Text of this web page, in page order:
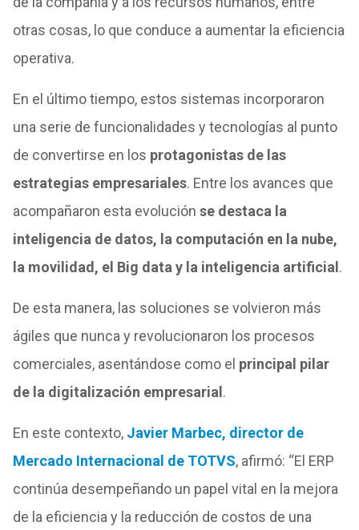
otras cosas, lo que conduce a aumentar la eficiencia
operativa.
En el último tiempo, estos sistemas incorporaron
una serie de funcionalidades y tecnologías al punto
de convertirse en los protagonistas de las
estrategias empresariales. Entre los avances que
acompañaron esta evolución se destaca la
inteligencia de datos, la computación en la nube,
la movilidad, el Big data y la inteligencia artificial .
De esta manera, las soluciones se volvieron más
ágiles que nunca y revolucionaron los procesos
comerciales, asentándose como el principal pilar
de la digitalización empresarial .
En este contexto, Javier Marbec, director de
Mercado Internacional de TOTVS, afirmó: “El ERP
continúa desempeñando un papel vital en la mejora
de la eficiencia y la reducción de costos de una